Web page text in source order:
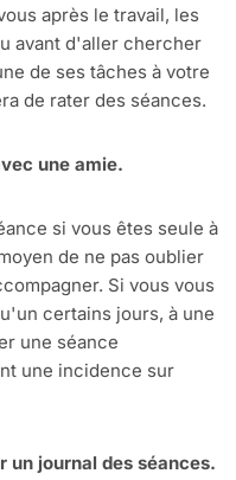
après le travail, les
avant d'aller chercher
de ses tâches à votre
de rater des séances.
une amie.
si vous êtes seule à
de ne pas oublier
Si vous vous
certains jours, à une
une séance
une incidence sur
un journal des séances.